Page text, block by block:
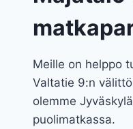
Meille on helppo
Valtatie 9:n
olemme
puolimatkassa.